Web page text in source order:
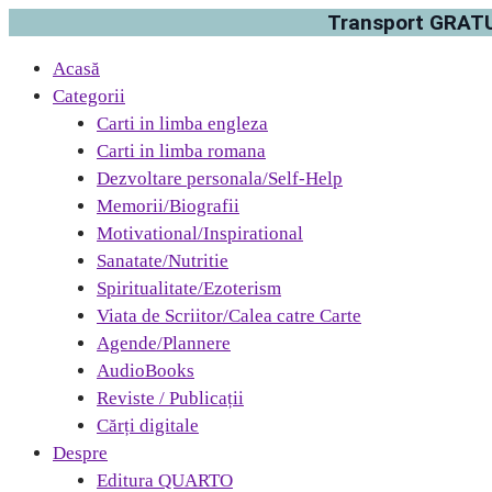
Transport
Acasă
Categorii
Carti in limba engleza
Carti in limba romana
Dezvoltare personala/Self-Help
Memorii/Biografii
Motivational/Inspirational
Sanatate/Nutritie
Spiritualitate/Ezoterism
Viata de Scriitor/Calea catre Carte
Agende/Plannere
AudioBooks
Reviste / Publicații
Cărți digitale
Despre
Editura QUARTO